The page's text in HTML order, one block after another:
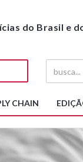
do Brasil e
CHAIN